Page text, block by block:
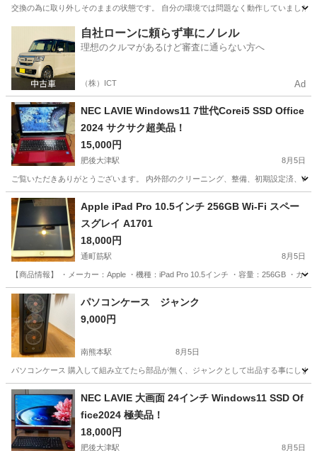
交換の為に取り外しそのままの状態です。 自分の環境では問題なく動作していまし
黒髪町駅 PCパーツ
自社ローンに頼らず車にノレル
理想のクルマがあるけど審査に通らない方へ
（株）ICT Ad
NEC LAVIE Windows11 7世代Corei5 SSD Office
2024 サクサク超美品！
15,000円
肥後大津駅 8月5日
ご覧いただきありがとうございます。 内外部のクリーニング、整備、初期設定済、
熊本 菊池郡 ノートパソコン
Apple iPad Pro 10.5インチ 256GB Wi-Fi スペー
スグレイ A1701
18,000円
通町筋駅 8月5日
【商品情報】 ・メーカー：Apple ・機種：iPad Pro 10.5インチ ・容量：256GB ・カ
熊本 熊本市 通町筋駅 ノートパソコン
パソコンケース ジャンク
9,000円
南熊本駅 8月5日
パソコンケース 購入して組み立てたら部品が無く、ジャンクとして出品する事にし
熊本 熊本市 パソコン パソコンケース
NEC LAVIE 大画面 24インチ Windows11 SSD Of
fice2024 極美品！
18,000円
肥後大津駅 8月5日